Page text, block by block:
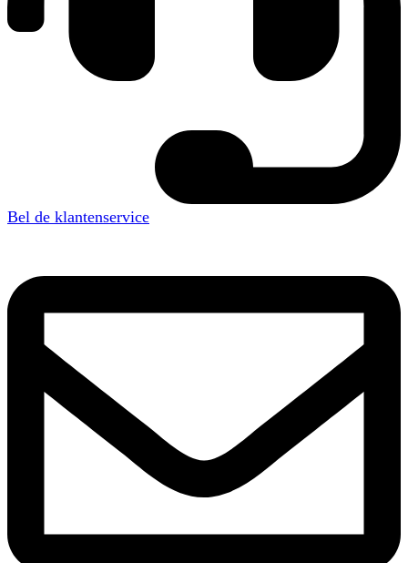
Bel de klantenservice